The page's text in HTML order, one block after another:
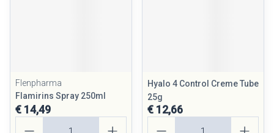
Flenpharma
Flamirins Spray 250ml
€ 14,49
Hyalo 4 Control Creme Tube
25g
€ 12,66